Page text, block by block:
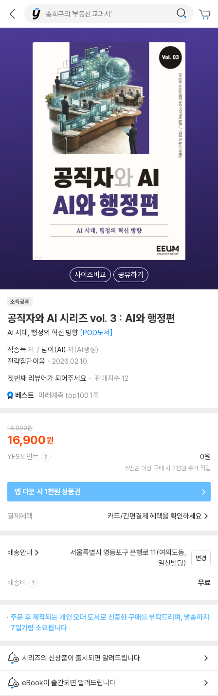
사이즈비교 공유하기
소득공제
공직자와 AI 시리즈 vol. 3 : AI와 행정편
AI 시대, 행정의 혁신 방향 POD도서
석종득 저 담이(AI) 저(AI생성)
전략집단이음
2026.02.10.
첫번째 리뷰어가 되어주세요
판매지수 12
베스트 미래예측 top100 1주
16,900원
16,900
YES포인트 0원
5만원 이상 구매 시 2천원 추가 적립
앱 다운 시 1천원 상품권
결제혜택 카드/간편결제 혜택을 확인하세요
배송안내
서울특별시 영등포구 은행로 11(여의도동,
일신빌딩)
변경
배송비 무료
주문 후 제작되는 개인 오더 도서로 신중한 구매를 부탁드리며, 발송까지
7일가량 소요됩니다.
시리즈의 신상품이 출시되면 알려드립니다.
eBook이 출간되면 알려드립니다.